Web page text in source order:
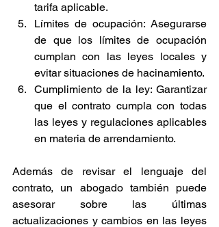
tarifa aplicable.
Límites de ocupación: Asegurarse
de que los límites de ocupación
cumplan con las leyes locales y
evitar situaciones de hacinamiento.
Cumplimiento de la ley: Garantizar
que el contrato cumpla con todas
las leyes y regulaciones aplicables
en materia de arrendamiento.
Además de revisar el lenguaje del
contrato, un abogado también puede
asesorar sobre las últimas
actualizaciones y cambios en las leyes